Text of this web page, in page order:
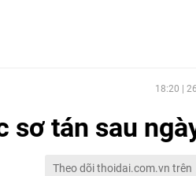
18:20 |
sơ tán sau
Theo dõi thoidai.com.vn trên